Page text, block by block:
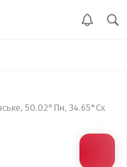
50.02°Пн, 34.65°Сх